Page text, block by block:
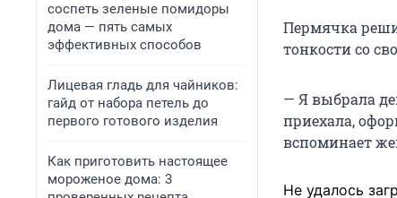
соспеть зеленые помидоры
дома — пять самых
эффективных способов
Лицевая гладь для чайников:
гайд от набора петель до
первого готового изделия
Как приготовить настоящее
мороженое дома: 3
Пермячка
тонкости со
— Я выбрала
приехала,
вспоминает
Не удалось